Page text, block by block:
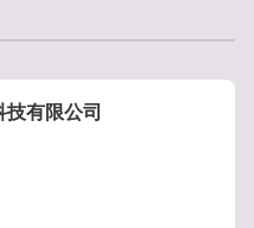
有限公司